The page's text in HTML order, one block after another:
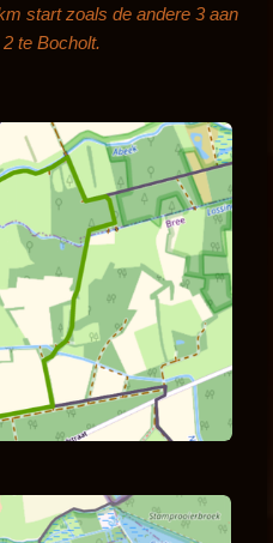
start zoals de andere 3 aan
te Bocholt.